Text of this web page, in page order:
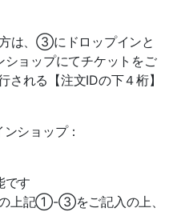
は、③にドロップインと
ショップにてチケットをご
れる【注文IDの下４桁】
ショップ：
です
上記①-③をご記入の上、